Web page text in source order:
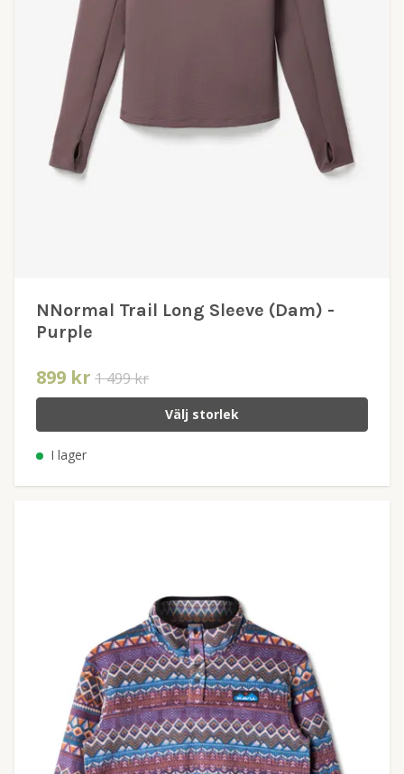
NNormal Trail Long Sleeve (Dam) -
Purple
899 kr 1 499 kr
Välj storlek
I lager